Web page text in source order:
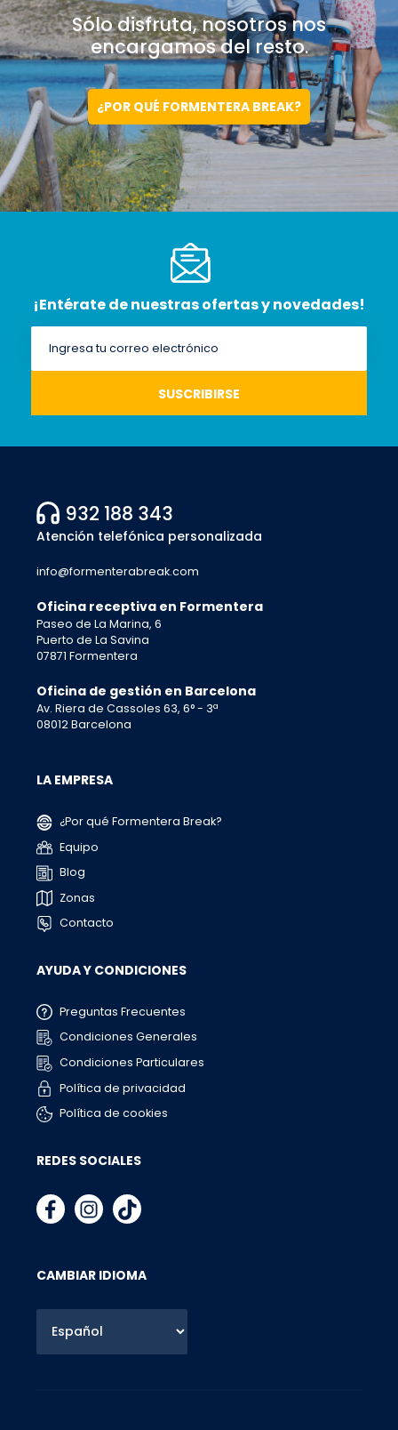
Sólo disfruta, nosotrosnos
encargamos del resto.
¿POR QUÉ FORMENTERA BREAK?
¡Entérate de nuestras ofertas y novedades!
932 188 343
Atención telefónica personalizada
info@formenterabreak.com
Oficina receptiva en Formentera
Paseo de La Marina, 6
Puerto de La Savina
07871 Formentera
Oficina de gestión en Barcelona
Av. Riera de Cassoles 63, 6° - 3ª
08012 Barcelona
LA EMPRESA
¿Por qué Formentera Break?
Equipo
Blog
Zonas
Contacto
AYUDA Y CONDICIONES
Preguntas Frecuentes
Condiciones Generales
Condiciones Particulares
Política de privacidad
Política de cookies
REDES SOCIALES
CAMBIAR IDIOMA